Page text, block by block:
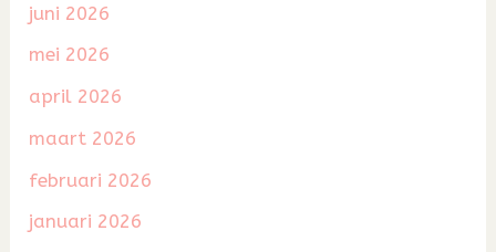
juni 2026
mei 2026
april 2026
maart 2026
februari 2026
januari 2026